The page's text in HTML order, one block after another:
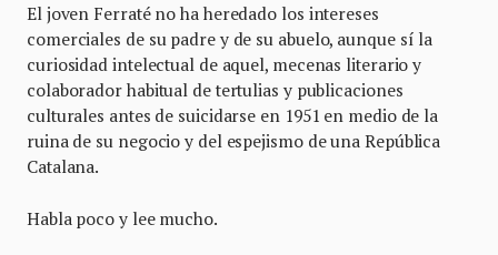
El joven Ferraté no ha heredado los intereses
comerciales de su padre y de su abuelo, aunque sí la
curiosidad intelectual de aquel, mecenas literario y
colaborador habitual de tertulias y publicaciones
culturales antes de suicidarse en 1951 en medio de la
ruina de su negocio y del espejismo de una República
Catalana.
Habla poco y lee mucho.